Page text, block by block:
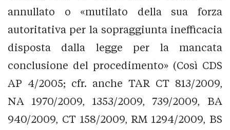
annullato o «mutilato della sua forza
autoritativa per la sopraggiunta inefficacia
disposta dalla legge per la mancata
conclusione del procedimento» (Così CDS
AP 4/2005; cfr. anche TAR CT 813/2009,
NA 1970/2009, 1353/2009, 739/2009, BA
940/2009, CT 158/2009, RM 1294/2009, BS